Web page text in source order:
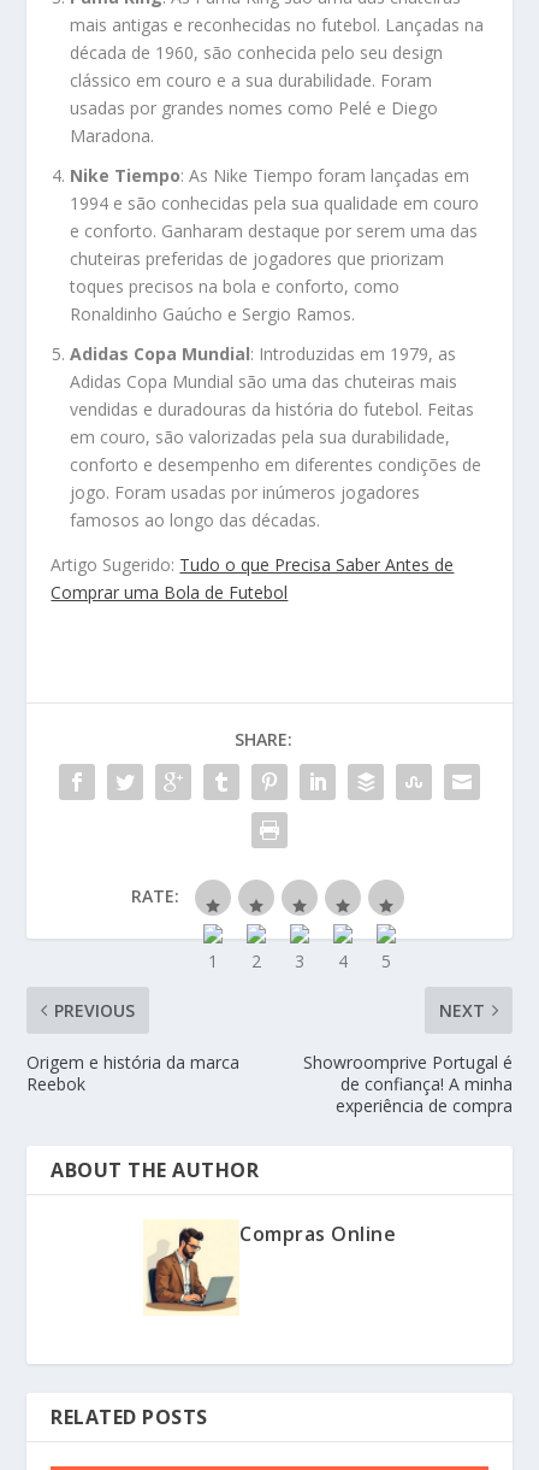
mais antigas e reconhecidas no futebol. Lançadas na
década de 1960, são conhecida pelo seu design
clássico em couro e a sua durabilidade. Foram
usadas por grandes nomes como Pelé e Diego
Maradona.
Nike Tiempo: As Nike Tiempo foram lançadas em
1994 e são conhecidas pela sua qualidade em couro
e conforto. Ganharam destaque por serem uma das
chuteiras preferidas de jogadores que priorizam
toques precisos na bola e conforto, como
Ronaldinho Gaúcho e Sergio Ramos.
Adidas Copa Mundial: Introduzidas em 1979, as
Adidas Copa Mundial são uma das chuteiras mais
vendidas e duradouras da história do futebol. Feitas
em couro, são valorizadas pela sua durabilidade,
conforto e desempenho em diferentes condições de
jogo. Foram usadas por inúmeros jogadores
famosos ao longo das décadas.
Artigo Sugerido: Tudo o que Precisa Saber Antes de
Comprar uma Bola de Futebol
SHARE:
RATE:
PREVIOUS
Origem e história da marca
Reebok
NEXT
Showroomprive Portugal é
de confiança! A minha
experiência de compra
ABOUT THE AUTHOR
Compras Online
RELATED POSTS